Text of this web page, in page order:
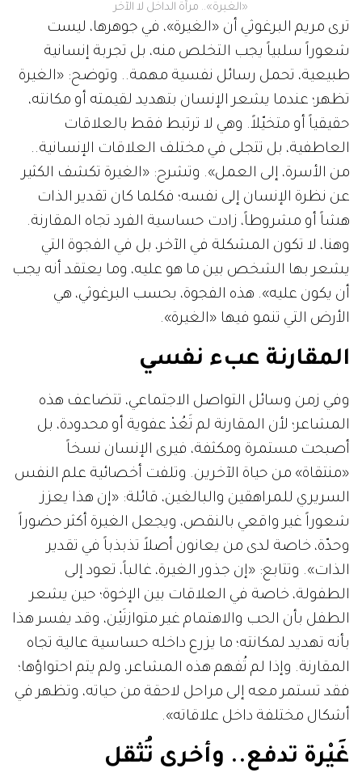
«الغيرة».. مرآة الداخل لا الآخر
ترى مريم البرغوثي أن «الغيرة»، في جوهرها، ليست
شعوراً سلبياً يجب التخلص منه، بل تجربة إنسانية
طبيعية، تحمل رسائل نفسية مهمة.. وتوضح: «الغيرة
تظهر؛ عندما يشعر الإنسان بتهديد لقيمته أو مكانته،
حقيقياً أو متخيّلاً. وهي لا ترتبط فقط بالعلاقات
العاطفية، بل تتجلى في مختلف العلاقات الإنسانية..
من الأسرة، إلى العمل». وتشرح: «الغيرة تكشف الكثير
عن نظرة الإنسان إلى نفسه؛ فكلما كان تقدير الذات
هشاً أو مشروطاً، زادت حساسية الفرد تجاه المقارنة.
وهنا، لا تكون المشكلة في الآخر، بل في الفجوة التي
يشعر بها الشخص بين ما هو عليه، وما يعتقد أنه يجب
أن يكون عليه». هذه الفجوة، بحسب البرغوثي، هي
الأرض التي تنمو فيها «الغيرة».
المقارنة عبء نفسي
وفي زمن وسائل التواصل الاجتماعي، تتضاعف هذه
المشاعر؛ لأن المقارنة لم تَعُدْ عفوية أو محدودة، بل
أصبحت مستمرة ومكثفة، فيرى الإنسان نسخاً
«منتقاة» من حياة الآخرين. وتلفت أخصائية علم النفس
السريري للمراهقين والبالغين، قائلة: «إن هذا يعزز
شعوراً غير واقعي بالنقص، ويجعل الغيرة أكثر حضوراً
وحدّة، خاصة لدى من يعانون أصلاً تذبذباً في تقدير
الذات». وتتابع: «إن جذور الغيرة، غالباً، تعود إلى
الطفولة، خاصة في العلاقات بين الإخوة؛ حين يشعر
الطفل بأن الحب والاهتمام غير متوازنَيْن، وقد يفسر هذا
بأنه تهديد لمكانته؛ ما يزرع داخله حساسية عالية تجاه
المقارنة. وإذا لم تُفهم هذه المشاعر، ولم يتم احتواؤها؛
فقد تستمر معه إلى مراحل لاحقة من حياته، وتظهر في
أشكال مختلفة داخل علاقاته».
غَيْرة تدفع.. وأخرى تُثقل